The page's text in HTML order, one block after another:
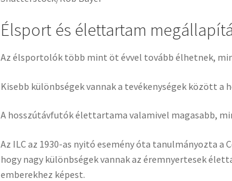
Élsport és élettartam
Az élsportolók több mint öt évvel tovább élhetnek,
Kisebb különbségek vannak a tevékenységek között
A hosszútávfutók élettartama valamivel magasabb,
Az ILC az 1930-as nyitó esemény óta tanulmányozta
hogy nagy különbségek vannak az éremnyertesek
emberekhez képest.